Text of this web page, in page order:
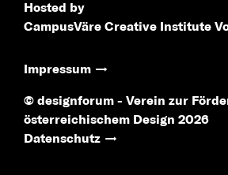
Hosted by
CampusVäre Creative Institute
Impressum
© designforum - Verein zur
österreichischem Design 2026
Datenschutz